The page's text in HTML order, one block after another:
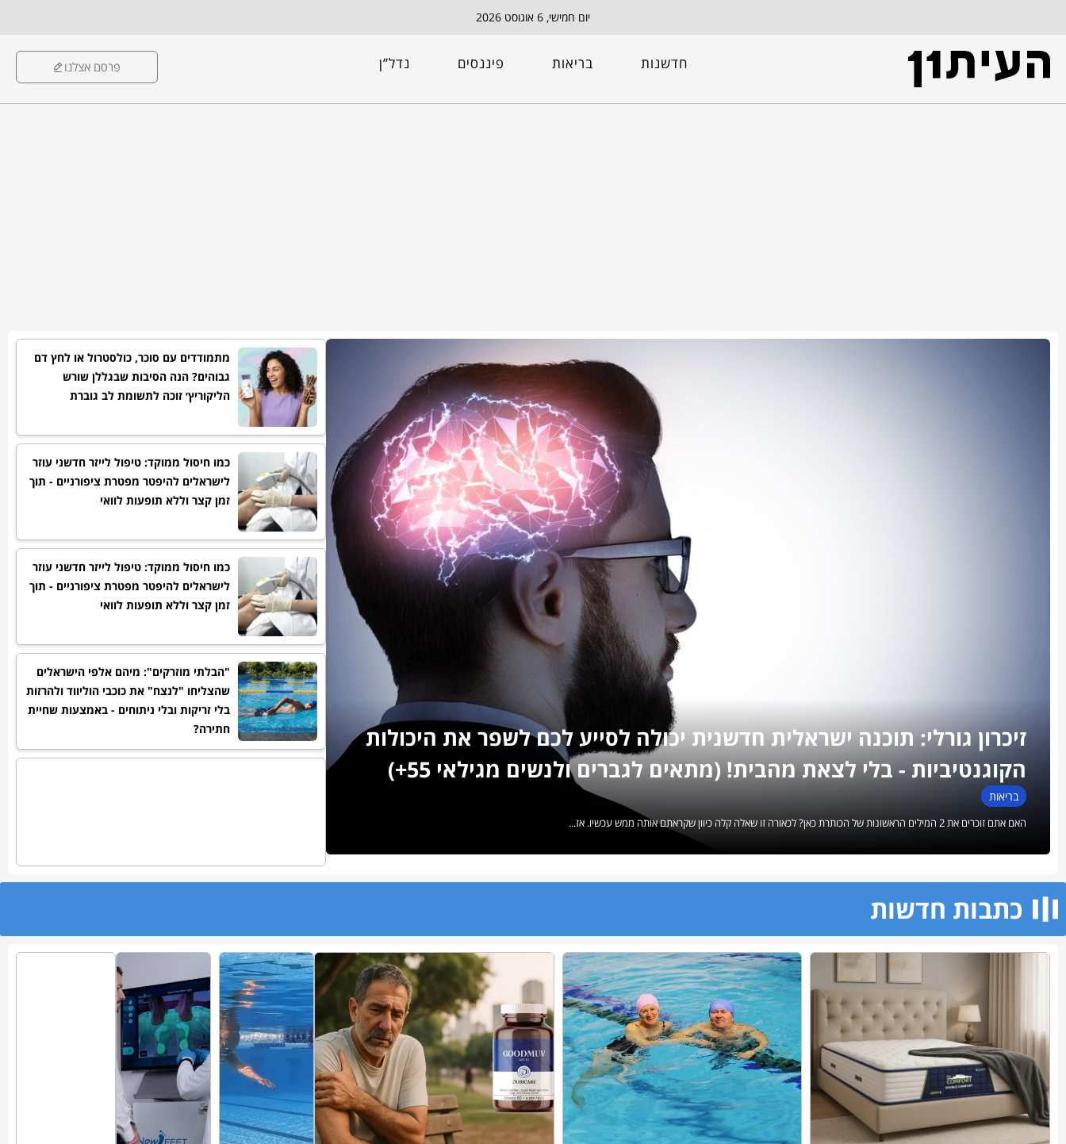
יום חמישי, 6 אוגוסט 2026
חדשנות בריאות פיננסים נדל”ן פרסם אצלנו
זיכרון גורלי: תוכנה ישראלית חדשנית יכולה לסייע לכם לשפר את היכולות
הקוגנטיביות - בלי לצאת מהבית! (מתאים לגברים ולנשים מגילאי 55+)
בריאות
האם אתם זוכרים את 2 המילים הראשונות של הכותרת כאן? לכאורה זו שאלה קלה כיוון שקראתם אותה ממש עכשיו. אז...
מתמודדים עם סוכר, כולסטרול או לחץ דם
גבוהים? הנה הסיבות שבגללן שורש
הליקוריץ׳ זוכה לתשומת לב גוברת
כמו חיסול ממוקד: טיפול לייזר חדשני עוזר
לישראלים להיפטר מפטרת ציפורניים - תוך
זמן קצר וללא תופעות לוואי
כמו חיסול ממוקד: טיפול לייזר חדשני עוזר
לישראלים להיפטר מפטרת ציפורניים - תוך
זמן קצר וללא תופעות לוואי
"הבלתי מוזרקים": מיהם אלפי הישראלים
שהצליחו "לנצח" את כוכבי הוליווד ולהרזות
בלי זריקות ובלי ניתוחים - באמצעות שחיית
חתירה?
כתבות חדשות